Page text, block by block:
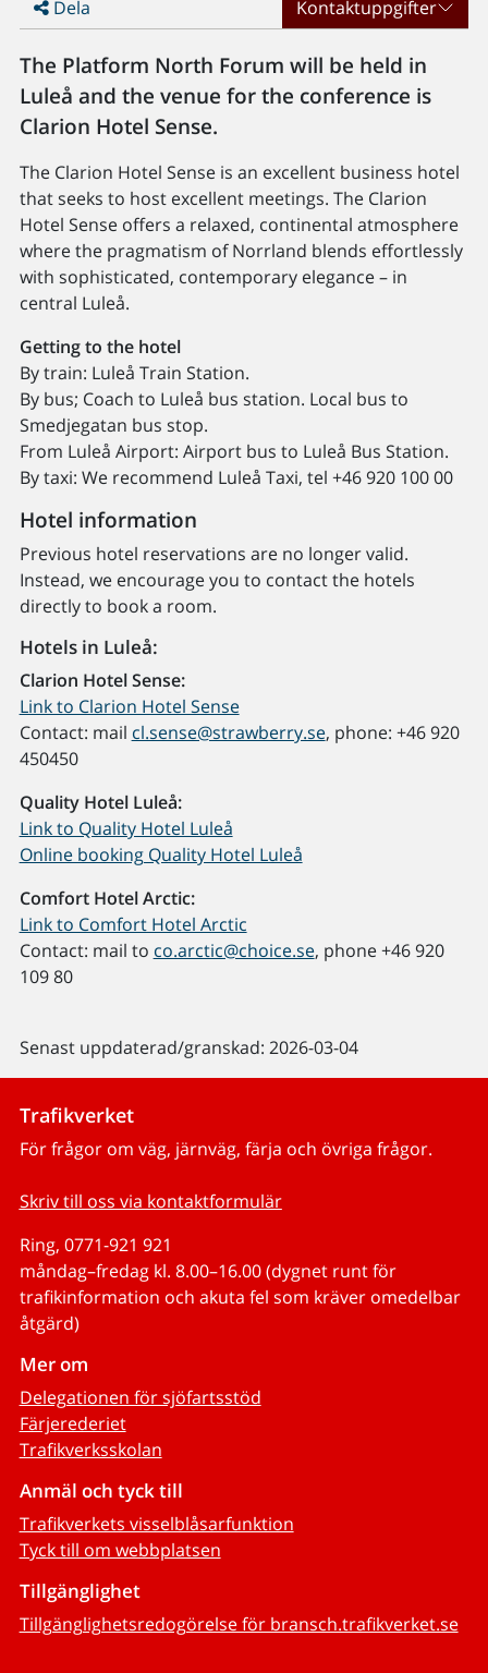
Dela Kontaktuppgifter
The Platform North Forum will be held in
Luleå and the venue for the conference is
Clarion Hotel Sense.
The Clarion Hotel Sense is an excellent business hotel
that seeks to host excellent meetings. The Clarion
Hotel Sense offers a relaxed, continental atmosphere
where the pragmatism of Norrland blends effortlessly
with sophisticated, contemporary elegance – in
central Luleå.
Getting to the hotel
By train: Luleå Train Station.
By bus; Coach to Luleå bus station. Local bus to
Smedjegatan bus stop.
From Luleå Airport: Airport bus to Luleå Bus Station.
By taxi: We recommend Luleå Taxi, tel +46 920 100 00
Hotel information
Previous hotel reservations are no longer valid.
Instead, we encourage you to contact the hotels
directly to book a room.
Hotels in Luleå:
Clarion Hotel Sense:
Link to Clarion Hotel Sense
Contact: mail cl.sense@strawberry.se, phone: +46 920
450450
Quality Hotel Luleå:
Link to Quality Hotel Luleå
Online booking Quality Hotel Luleå
Comfort Hotel Arctic:
Link to Comfort Hotel Arctic
Contact: mail to co.arctic@choice.se, phone +46 920
109 80
Senast uppdaterad/granskad: 2026-03-04
Trafikverket
För frågor om väg, järnväg, färja och övriga frågor.
Skriv till oss via kontaktformulär
Ring, 0771-921 921
måndag–fredag kl. 8.00–16.00 (dygnet runt för
trafikinformation och akuta fel som kräver omedelbar
åtgärd)
Mer om
Delegationen för sjöfartsstöd
Färjerederiet
Trafikverksskolan
Anmäl och tyck till
Trafikverkets visselblåsarfunktion
Tyck till om webbplatsen
Tillgänglighet
Tillgänglighetsredogörelse för bransch.trafikverket.se